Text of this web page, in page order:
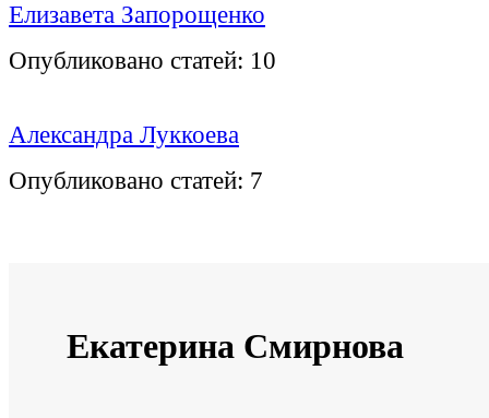
Елизавета Запорощенко
Опубликовано статей: 10
Александра Луккоева
Опубликовано статей: 7
Екатерина Смирнова